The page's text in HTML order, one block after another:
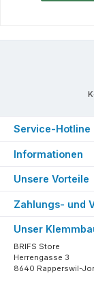
Service-Hotline
Informationen
Unsere Vorteile
Zahlungs- und
Unser
BRIFS Store
Herrengasse 3
8640 Rapperswil-